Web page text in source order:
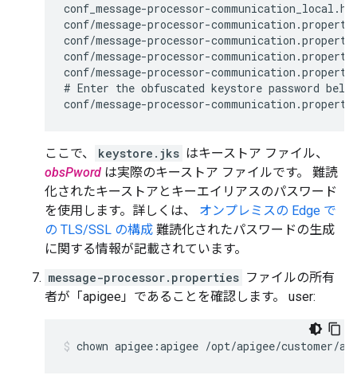
conf_message-processor-
conf/message-processor-
conf/message-processor-
conf/message-processor-
conf/message-processor-
# Enter the obfuscated keystore password
conf/message-processor-
ここで、 keystore.jks はキーストア ファイル、
obsPword は実際のキーストア ファイルです。 難読
化されたキーストアとキーエイリアスのパスワード
を使用します。詳しくは、 オンプレミスの Edge で
の TLS/SSL の構成 難読化されたパスワードの生成
に関する情報が記載されています。
message-processor.properties ファイルの所有
者が「apigee」であることを確認します。 user:
chown apigee:apigee /opt/apigee/customer/